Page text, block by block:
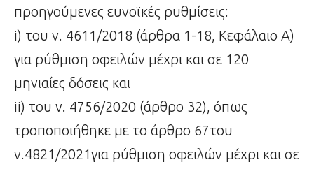
προηγούμενες ευνοϊκές ρυθμίσεις:
i) του ν. 4611/2018 (άρθρα 1-18, Κεφάλαιο Α)
για ρύθμιση οφειλών μέχρι και σε 120
μηνιαίες δόσεις και
ii) του ν. 4756/2020 (άρθρο 32), όπως
τροποποιήθηκε με το άρθρο 67του
ν.4821/2021για ρύθμιση οφειλών μέχρι και σε